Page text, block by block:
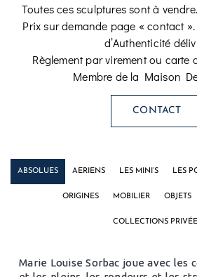
Toutes ces sculptures sont à
Prix sur demande page « contact
d’Authenticité
Règlement par virement ou carte
Membre de la Maison
CONTACT
ABSOLUES AERIENS LES MINI’S LES
ORIGINES MOBILIER OBJETS
COLLECTIONS
Marie Louise Sorbac joue avec les